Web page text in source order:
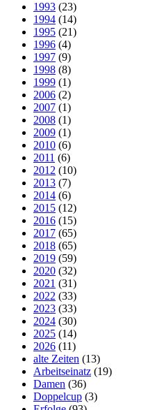
1993 (23)
1994 (14)
1995 (21)
1996 (4)
1997 (9)
1998 (8)
1999 (1)
2006 (2)
2007 (1)
2008 (1)
2009 (1)
2010 (6)
2011 (6)
2012 (10)
2013 (7)
2014 (6)
2015 (12)
2016 (15)
2017 (65)
2018 (65)
2019 (59)
2020 (32)
2021 (31)
2022 (33)
2023 (33)
2024 (30)
2025 (14)
2026 (11)
alte Zeiten (13)
Arbeitseinatz (19)
Damen (36)
Doppelcup (3)